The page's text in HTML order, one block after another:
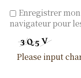
Enregistrer
navigateur pour
Please input